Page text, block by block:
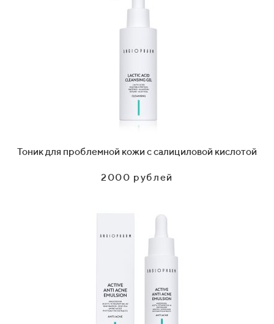
Тоник для проблемной кожи с салициловой кислотой
2000 рублей